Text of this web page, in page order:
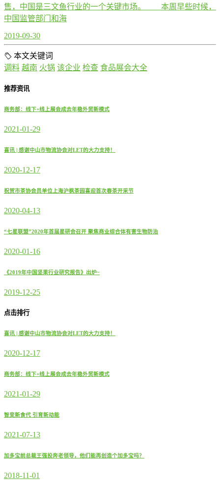
售，中国是三文鱼行业的一个关键市场。 本周早些时候，
中国监管部门和海
2019-09-30
本文关键词
调料 越南 火锅 该企业 检查 食品展会大全
推荐资讯
商务部：线下+线上展会成去年稳外贸新模式
2021-01-29
喜讯 | 感谢中山市物流协会对LET的大力支持！
2020-12-17
祝贺市茶协会员单位上海沪枫茶园喜迎首次春茶开采节
2020-04-13
“七星联盟”2020年首届星研会召开 聚焦商业综合体有害生物防治
2020-01-16
《2019年中国坚果行业研究报告》出炉~
2019-12-25
点击排行
喜讯 | 感谢中山市物流协会对LET的大力支持！
2020-12-17
商务部：线下+线上展会成去年稳外贸新模式
2021-01-29
智变新食代 引育新动能
2021-07-13
加多宝前总裁王强投奔老领导，他们能再创造个加多宝吗？
2018-11-01